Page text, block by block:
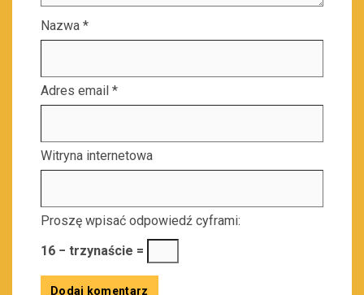
Nazwa *
Adres email *
Witryna internetowa
Proszę wpisać odpowiedź cyframi:
16 − trzynaście =